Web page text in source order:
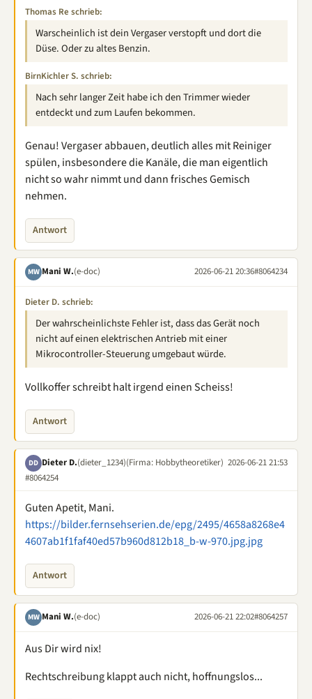
Thomas Re schrieb:
Warscheinlich ist dein Vergaser verstopft und dort die
Düse. Oder zu altes Benzin.
BirnKichler S. schrieb:
Nach sehr langer Zeit habe ich den Trimmer wieder
entdeckt und zum Laufen bekommen.
Genau! Vergaser abbauen, deutlich alles mit Reiniger
spülen, insbesondere die Kanäle, die man eigentlich
nicht so wahr nimmt und dann frisches Gemisch
nehmen.
Antwort
MW Mani W.(e-doc) 2026-06-21 20:36#8064234
Dieter D. schrieb:
Der wahrscheinlichste Fehler ist, dass das Gerät noch
nicht auf einen elektrischen Antrieb mit einer
Mikrocontroller-Steuerung umgebaut würde.
Vollkoffer schreibt halt irgend einen Scheiss!
Antwort
DD Dieter D.(dieter_1234)(Firma: Hobbytheoretiker) 2026-06-21 21:53
#8064254
Guten Apetit, Mani.
https://bilder.fernsehserien.de/epg/2495/4658a8268e4
4607ab1f1faf40ed57b960d812b18_b-w-970.jpg.jpg
Antwort
MW Mani W.(e-doc) 2026-06-21 22:02#8064257
Aus Dir wird nix!
Rechtschreibung klappt auch nicht, hoffnungslos...